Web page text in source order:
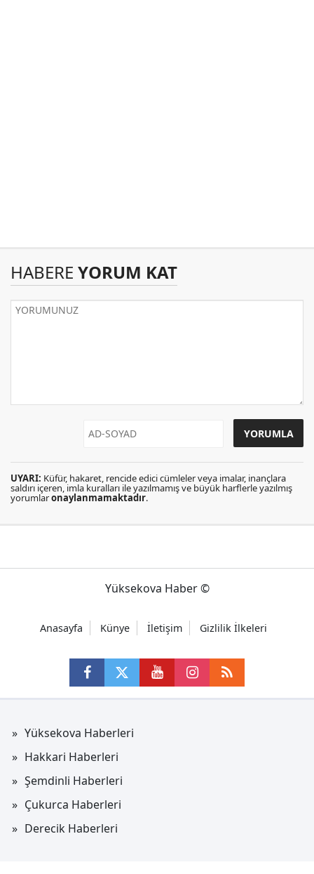
HABERE YORUM KAT
UYARI: Küfür, hakaret, rencide edici cümleler veya imalar, inançlara
saldırı içeren, imla kuralları ile yazılmamış ve büyük harflerle yazılmış
yorumlaronaylanmamaktadır.
Yüksekova Haber ©
Anasayfa Künye İletişim Gizlilik İlkeleri
Yüksekova Haberleri
Hakkari Haberleri
Şemdinli Haberleri
Çukurca Haberleri
Derecik Haberleri